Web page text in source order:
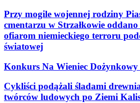
Przy mogile wojennej rodziny
cmentarzu w Strzałkowie oddano
ofiarom niemieckiego terroru
światowej
Konkurs Na Wieniec
Cykliści podążali śladami
twórców ludowych po Ziemi